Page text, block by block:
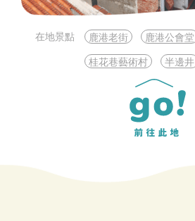
在地景點 鹿港老街 鹿港公會堂
桂花巷藝術村 半邊井